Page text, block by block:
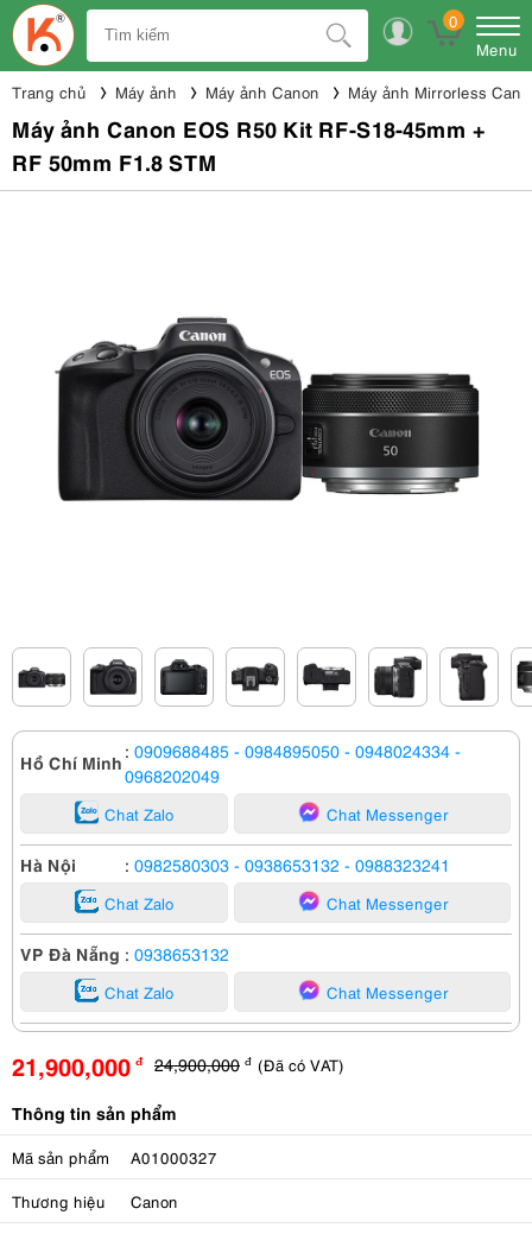
0
Menu
Trang chủ Máy ảnh Máy ảnh Canon Máy ảnh Mirrorless
Máy ảnh Canon EOS R50 Kit RF-S18-45mm +
RF 50mm F1.8 STM
Hồ Chí Minh : 0909688485 - 0984895050 - 0948024334 -
0968202049
Chat Zalo Chat Messenger
Hà Nội : 0982580303 - 0938653132 - 0988323241
Chat Zalo Chat Messenger
VP Đà Nẵng : 0938653132
Chat Zalo Chat Messenger
21,900,000 đ 24,900,000 đ (Đã có VAT)
Thông tin sản phẩm
Mã sản phẩm A01000327
Thương hiệu Canon